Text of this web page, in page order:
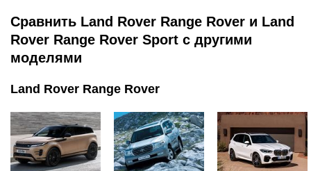
Сравнить Land Rover Range Rover и Land
Rover Range Rover Sport с другими
моделями
Land Rover Range Rover